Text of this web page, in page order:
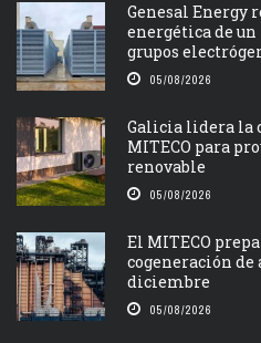
Genesal Energy
energética de
grupos
05/08/2026
Galicia lidera la
MITECO para
renovable
05/08/2026
El MITECO
cogeneración
diciembre
05/08/2026